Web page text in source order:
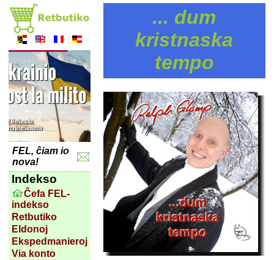
FEL, ĉiam io
nova!
Indekso
Ĉefa FEL-
indekso
Retbutiko
Eldonoj
Ekspedmanieroj
Via konto
... dum
kristnaska
tempo